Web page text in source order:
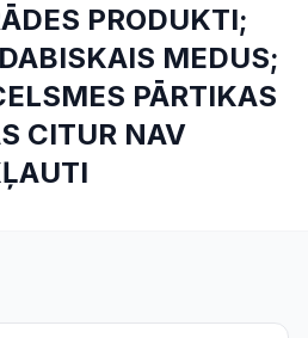
PRODUKTI;
MEDUS;
PĀRTIKAS
CITUR NAV